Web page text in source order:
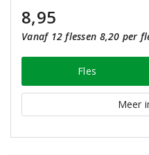
8,95
Vanaf 12 flessen 8,20 per
Fles
Meer